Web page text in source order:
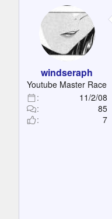
t
e
r
ử
i
windseraph
Youtube Master Race
11/2/08
85
7